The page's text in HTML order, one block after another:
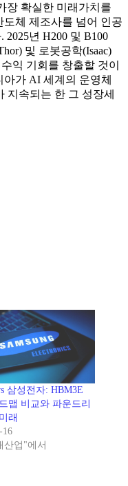
장 확실한 미래가치를
도체 제조사를 넘어 인공
년 H200 및 B100
및 로봇공학(Isaac)
익 기회를 창출할 것이
가 AI 세계의 운영체
지속되는 한 그 성장세
삼성전자: HBM3E
맵 비교와 파운드리
래
16
산업"에서